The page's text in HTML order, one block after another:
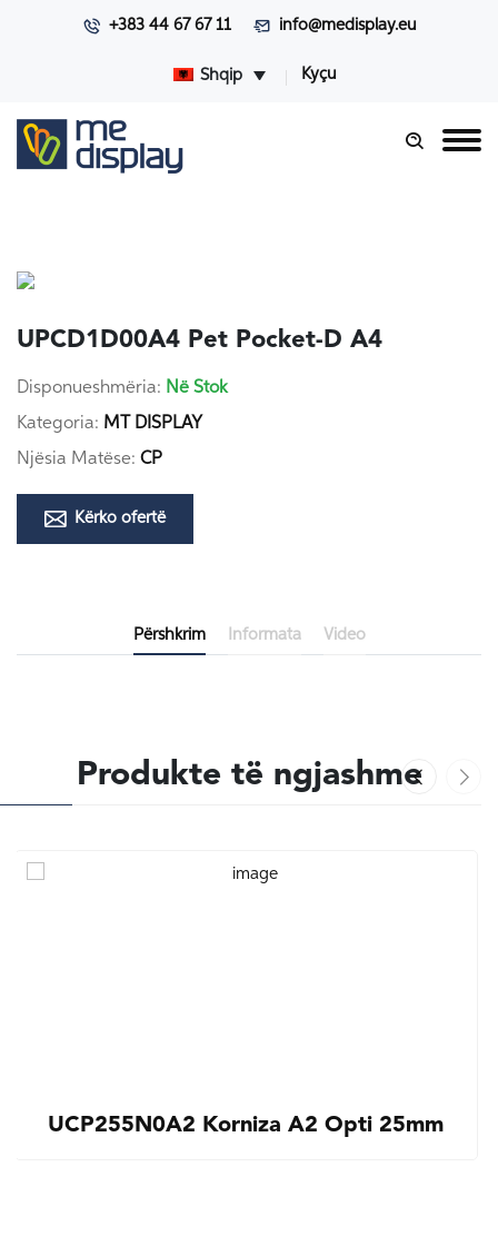
+383 44 67 67 11 info@medisplay.eu
Shqip Kyçu
UPCD1D00A4 Pet Pocket-D A4
Disponueshmëria: Në Stok
Kategoria: MT DISPLAY
Njësia Matëse: CP
Kërko ofertë
Përshkrim Informata Video
Produkte të ngjashme
UCP255N0A2 Korniza A2 Opti 25mm